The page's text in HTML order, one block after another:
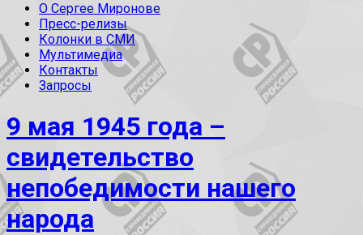
О Сергее Миронове
Пресс-релизы
Колонки в СМИ
Мультимедиа
Контакты
Запросы
9 мая 1945 года –
свидетельство
непобедимости нашего
народа